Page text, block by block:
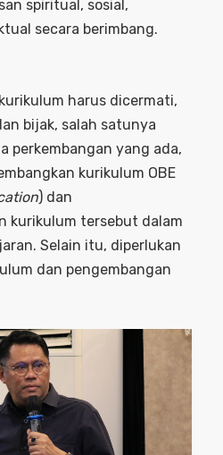
spiritual, sosial,
secara berimbang.
harus dicermati,
bijak, salah satunya
perkembangan yang ada,
kurikulum OBE
) dan
kurikulum tersebut dalam
Selain itu, diperlukan
dan pengembangan